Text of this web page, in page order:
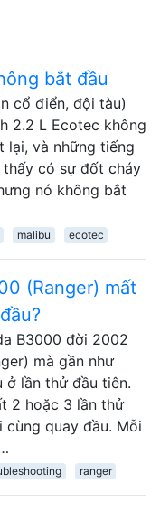
bắt đầu
cổ điển, đội tàu)
2.2 L Ecotec không
lại, và những tiếng
có sự đốt cháy
nó không bắt
malibu ecotec
(Ranger) mất
B3000 đời 2002
mà gần như
ở lần thử đầu tiên.
2 hoặc 3 lần thử
quay đầu. Mỗi
ranger